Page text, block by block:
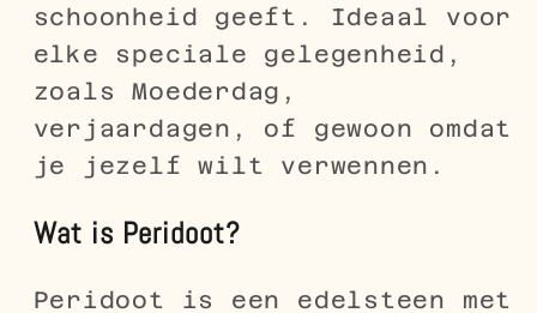
schoonheid geeft. Ideaal voor
elke speciale gelegenheid,
zoals Moederdag,
verjaardagen, of gewoon omdat
je jezelf wilt verwennen.
Wat is Peridoot?
Peridoot is een edelsteen met